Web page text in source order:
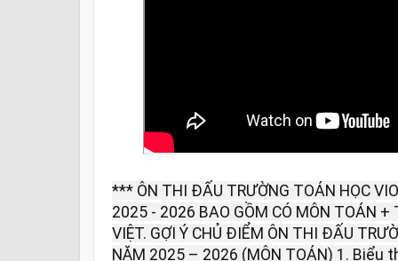
*** ÔN THI ĐẤU TRƯỜNG TOÁN HỌC
2025 - 2026 BAO GỒM CÓ MÔN TOÁN +
VIỆT. GỢI Ý CHỦ ĐIỂM ÔN THI ĐẤU
NĂM 2025 – 2026 (MÔN TOÁN) 1.